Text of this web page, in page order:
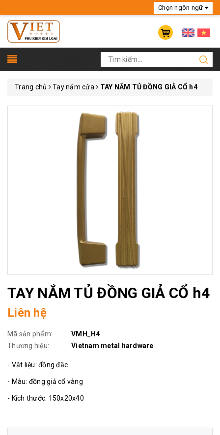
Chọn ngôn ngữ
Tiếng Anh
Tiếng Việt
France
China
Trang chủ Tay nắm cửa TAY NẮM TỦ ĐỒNG GIẢ CỔ h4
TAY NẮM TỦ ĐỒNG GIẢ CỔ h4
Liên hệ
Mã sản phẩm:
VMH_H4
Thương hiệu:
Vietnam metal hardware
- Vật liệu: đồng đặc
- Màu: đồng giả cổ vàng
- Kích thước: 150x20x40